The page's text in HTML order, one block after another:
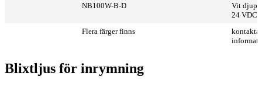
NB100W-B-D
Vit djup
24 VDC
Flera färger finns
kontakta
Blixtljus för inrymning